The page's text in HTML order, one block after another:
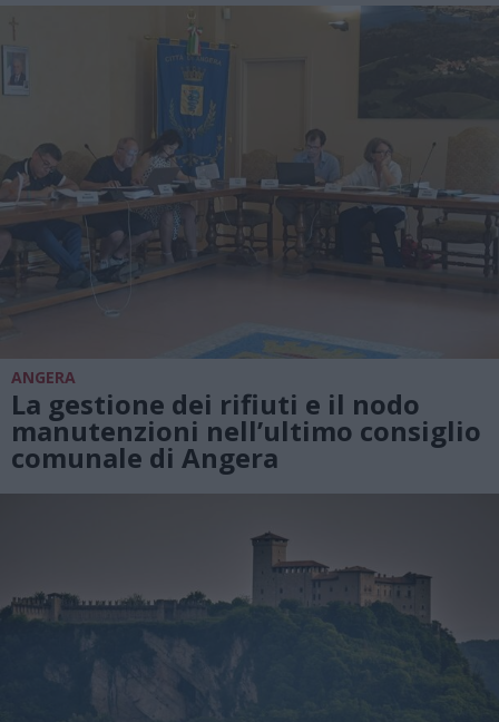
ANGERA
La gestione dei rifiuti e il nodo
manutenzioni nell’ultimo consiglio
comunale di Angera